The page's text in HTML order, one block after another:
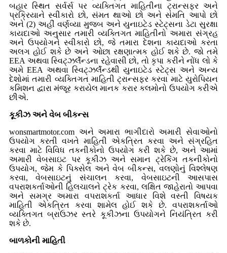
બહાર સ્થિત સર્વર્સ પર વ્યક્તિગત માહિતીના ટ્રાન્સફર અને
પ્રક્રિયાને સ્વીકારો છો, સંમત થાઓ છો અને સંમતિ આપો છો
અને (2) અહીં વર્ણવ્યા મુજબ અને યુનાઇટેડ સ્ટેટ્સના ડેટા સુરક્ષા
કાયદાઓ અનુસાર તમારી વ્યક્તિગત માહિતીનો અમારા સંગ્રહ
અને ઉપયોગને સ્વીકારો છો, જે તમારા દેશના કાયદાઓ કરતા
અલગ હોઈ શકે છે અને ઓછા રક્ષણાત્મક હોઈ શકે છે. જો તમે
EEA અથવા સ્વિટ્ઝર્લૅન્ડના રહેવાસી છો, તો કૃપા કરીને નોંધ લો કે
અમે EEA અથવા સ્વિટ્ઝર્લૅન્ડથી યુનાઇટેડ સ્ટેટ્સ અને અન્ય
દેશોમાં તમારી વ્યક્તિગત માહિતી ટ્રાન્સફર કરવા માટે યુરોપિયન
કમિશન દ્વારા મંજૂર કરાયેલ માનક કરાર કલમોનો ઉપયોગ કરીએ
છીએ.
કૂકીઝ અને વેબ બીકન્સ
wonsmartmotor.com અને અમારા ભાગીદારો અમારી સેવાઓનો
ઉપયોગ કરતી વખતે માહિતી એકત્રિત કરવા અને સંગ્રહિત
કરવા માટે વિવિધ તકનીકોનો ઉપયોગ કરી શકે છે, અને આમાં
અમારી વેબસાઇટ પર કૂકીઝ અને સમાન ટ્રેકિંગ તકનીકોનો
ઉપયોગ, જેમ કે પિક્સેલ અને વેબ બીકન્સ, વલણોનું વિશ્લેષણ
કરવા, વેબસાઇટનું સંચાલન કરવા, વેબસાઇટની આસપાસ
વપરાશકર્તાઓની હિલચાલને ટ્રેક કરવા, લક્ષિત જાહેરાતો આપવા
અને સમગ્ર અમારા વપરાશકર્તા આધાર વિશે વસ્તી વિષયક
માહિતી એકત્રિત કરવા શામેલ હોઈ શકે છે. વપરાશકર્તાઓ
વ્યક્તિગત બ્રાઉઝર સ્તરે કૂકીઝના ઉપયોગને નિયંત્રિત કરી
શકે છે.
બાળકોની માહિતી